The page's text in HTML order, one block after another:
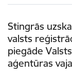
Stingrās
valsts
piegāde
aģentūras